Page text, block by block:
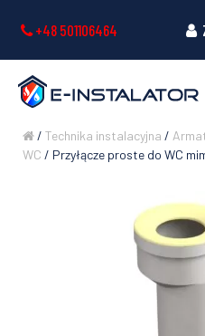
+48 501106464
/ Technika instalacyjna /
WC / Przyłącze proste do WC